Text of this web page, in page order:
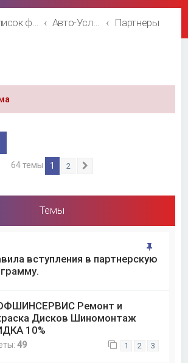
Список форумов Авто-Услуги(размещение платное) Партнеры
64 темы 1 2
Темы
вступления в партнерскую
Ремонт и
Дисков Шиномонтаж
10%
49 1 2 3